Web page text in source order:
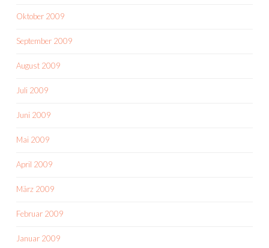
Oktober 2009
September 2009
August 2009
Juli 2009
Juni 2009
Mai 2009
April 2009
März 2009
Februar 2009
Januar 2009